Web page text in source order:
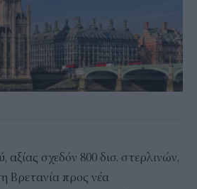
αξίας σχεδόν 800 δισ. στερλινών,
Βρετανία προς νέα